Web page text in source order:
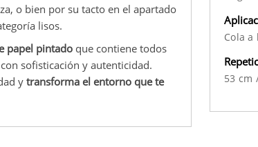
o bien por su tacto en el apartado
lisos.
papel pintado que contiene todos
sofisticación y autenticidad.
y transforma el entorno que te
Cola a
53 cm